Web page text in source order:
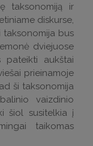
taksonomiją ir
diskurse,
taksonomija bus
dviejuose
pateikti aukštai
prieinamoje
ši taksonomija
vaizdinio
šiol susitelkia į
taikomas